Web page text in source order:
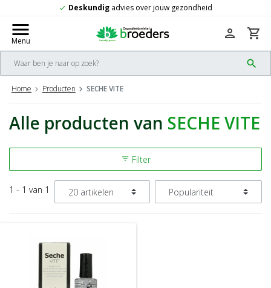
check Deskundig advies over jouw gezondheid
menu
Menu
search
person shopping_cart
Home Producten SECHE VITE
Alle producten van SECHE VITE
filter_list Filter
1 - 1 van 1